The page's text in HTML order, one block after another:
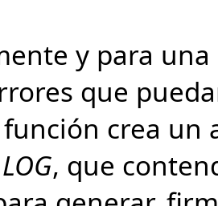
y para
que
función crea
, que